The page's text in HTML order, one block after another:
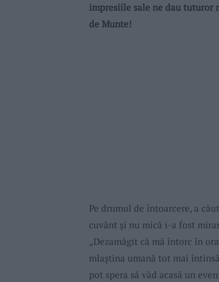
impresiile sale ne dau tuturor
de Munte!
Pe drumul de întoarcere, a
cuvânt şi nu mică i-a fost
„Dezamăgit că mă întorc în
mlaștina umană tot mai
pot spera să văd acasă un